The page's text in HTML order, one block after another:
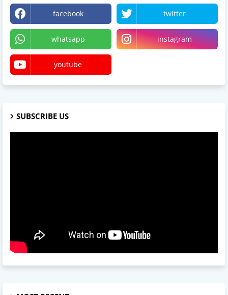
facebook twitter
whatsapp instagram
youtube
SUBSCRIBE US